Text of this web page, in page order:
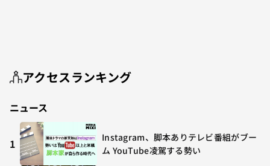
アクセスランキング
ニュース
1
Instagram、脚本ありテレビ番組がブー
ム YouTube凌駕する勢い